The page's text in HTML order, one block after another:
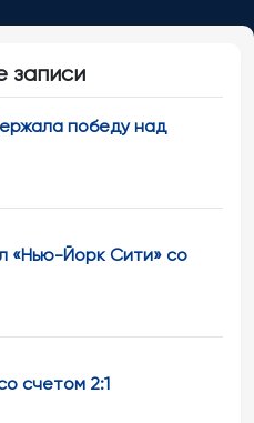
записи
победу над
«Нью-Йорк Сити» со
счетом 2:1